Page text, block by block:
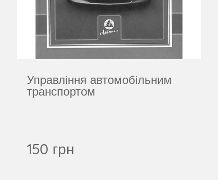
Управління автомобільним
транспортом
150 грн